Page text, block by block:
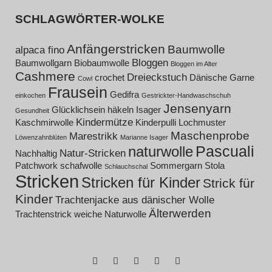
SCHLAGWÖRTER-WOLKE
alpaca fino Anfängerstricken Baumwolle
Baumwollgarn Biobaumwolle Bloggen Bloggen im Alter
Cashmere Cowl crochet Dreieckstuch Dänische Garne
einkochen Frausein Gedifra Gestrickter-Handwaschschuh
Gesundheit Glücklichsein häkeln Isager Jensenyarn
Kaschmirwolle Kindermütze Kinderpulli Lochmuster
Löwenzahnblüten Marestrikk Marianne Isager Maschenprobe
Nachhaltig Natur-Stricken naturwolle Pascuali
Patchwork schafwolle Schlauchschal Sommergarn Stola
Stricken Stricken für Kinder Strick für
Kinder Trachtenjacke aus dänischer Wolle
Trachtenstrick weiche Naturwolle Älterwerden